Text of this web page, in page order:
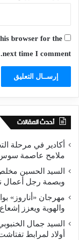
browser for the
next time I comment.
أحدث المقالات
أكادير في مرحلة
ملامح عاصمة
السيد الحسين
وبصمة رجل أعمال
مهرجان «أناروز»
والهوية ويعزز
السيد جمال
أولاد لمرابط